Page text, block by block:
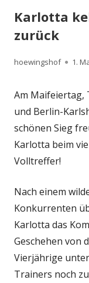
Karlotta
zurück
Autor
hoewingshof 1.
Am Maifeiertag,
und Berlin-
schönen Sieg
Karlotta beim
Volltreffer!
Nach einem
Konkurrenten
Karlotta das
Geschehen von
Vierjährige
Trainers noch